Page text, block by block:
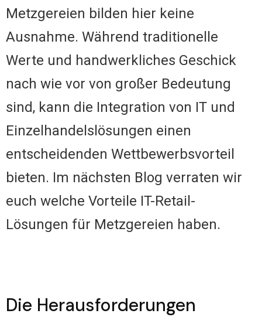
Metzgereien bilden hier keine
Ausnahme. Während traditionelle
Werte und handwerkliches Geschick
nach wie vor von großer Bedeutung
sind, kann die Integration von IT und
Einzelhandelslösungen einen
entscheidenden Wettbewerbsvorteil
bieten. Im nächsten Blog verraten wir
euch welche Vorteile IT-Retail-
Lösungen für Metzgereien haben.
Die Herausforderungen